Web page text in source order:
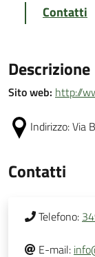
Contatti
Descrizione
Sito web: http://
Indirizzo:Via
Contatti
Telefono:
E-mail: